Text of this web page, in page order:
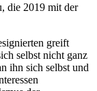
die 2019 mit der
greift
selbst nicht ganz
ihn sich selbst und